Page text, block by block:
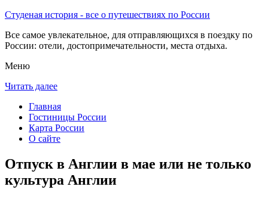
Студеная история - все о путешествиях по России
Все самое увлекательное, для отправляющихся в поездку по
России: отели, достопримечательности, места отдыха.
Меню
Читать далее
Главная
Гостиницы России
Карта России
О сайте
Отпуск в Англии в мае или не только
культура Англии